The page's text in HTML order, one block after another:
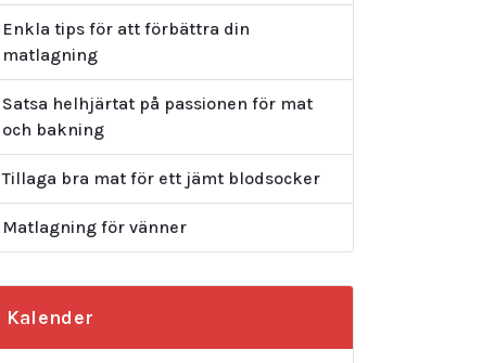
Enkla tips för att förbättra din
matlagning
Satsa helhjärtat på passionen för mat
och bakning
Tillaga bra mat för ett jämt blodsocker
Matlagning för vänner
Kalender